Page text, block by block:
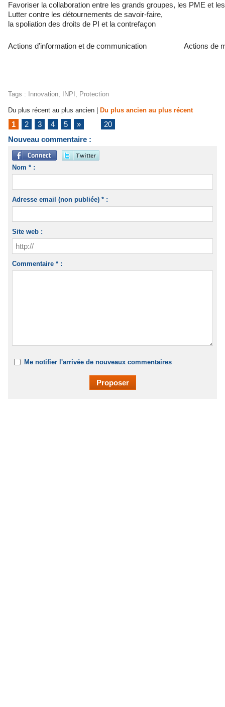
Favoriser la collaboration entre les grands groupes, les PME et
Lutter contre les détournements de savoir-faire,
la spoliation des droits de PI et la contrefaçon
Actions d’information et de communication Actions de
Tags : Innovation, INPI , Protection
Du plus récent au plus ancien Du plus ancien au plus récent
1 2 3 4 5 »
20
Nouveau commentaire :
Nom * :
Adresse email (non publiée) * :
Site web :
Commentaire * :
Me notifier l'arrivée de nouveaux commentaires